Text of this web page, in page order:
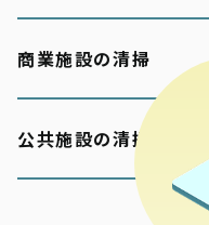
商業施設の清掃
公共施設の清掃